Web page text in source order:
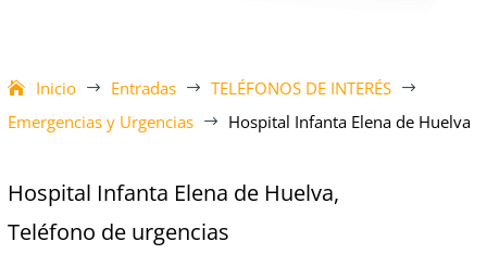
Inicio $ Entradas $ TELÉFONOS DE INTERÉS $
Emergencias y Urgencias $ Hospital Infanta Elena de Huelva
Hospital Infanta Elena de Huelva,
Teléfono de urgencias